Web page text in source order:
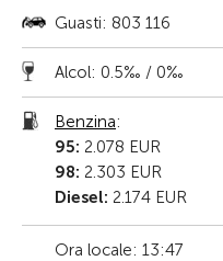
Guasti: 803 116
Alcol: 0.5‰ / 0‰
Benzina:
95: 2.078 EUR
98: 2.303 EUR
Diesel: 2.174 EUR
Ora locale: 13:47